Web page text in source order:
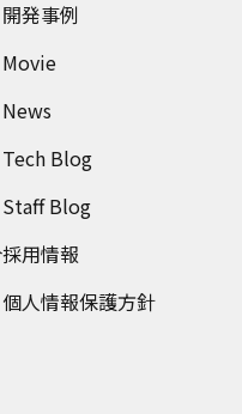
開発事例
Movie
News
Tech Blog
Staff Blog
採用情報
個人情報保護方針